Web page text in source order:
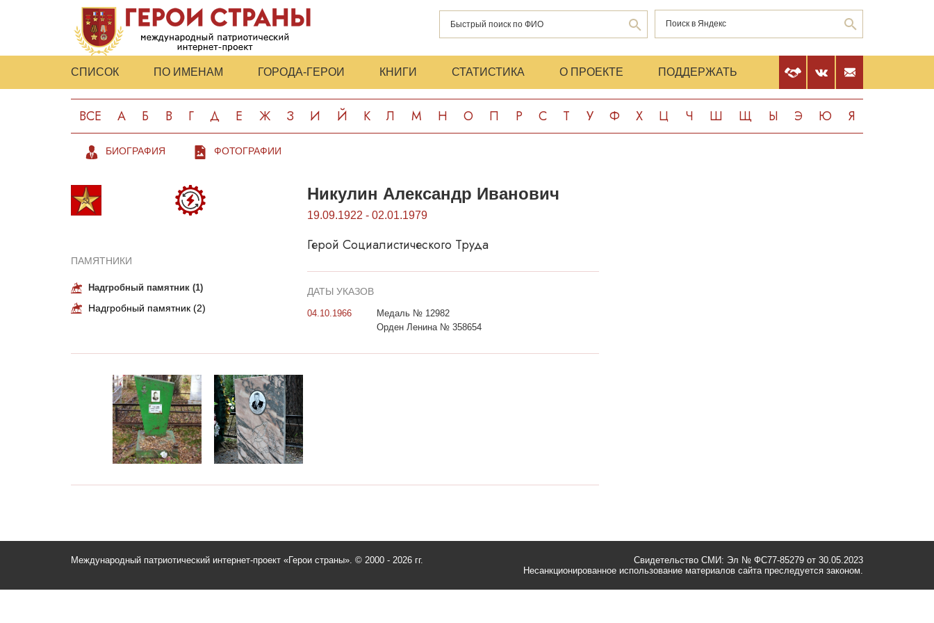
СПИСОК ПО ИМЕНАМ ГОРОДА-ГЕРОИ КНИГИ СТАТИСТИКА О ПРОЕКТЕ ПОДДЕРЖАТЬ
ВСЕ А Б В Г Д Е Ж З И Й К Л М Н О П Р С Т У Ф Х Ц Ч Ш Щ Ы Э Ю Я
БИОГРАФИЯ ФОТОГРАФИИ
ПАМЯТНИКИ
Надгробный памятник (1)
Надгробный памятник (2)
Никулин Александр Иванович
19.09.1922 - 02.01.1979
Герой Социалистического Труда
ДАТЫ УКАЗОВ
04.10.1966
Медаль № 12982
Орден Ленина № 358654
Международный патриотический интернет-проект «Герои страны». © 2000 - 2026 гг.
Свидетельство СМИ: Эл № ФС77-85279 от 30.05.2023
Несанкционированное использование материалов сайта преследуется законом.